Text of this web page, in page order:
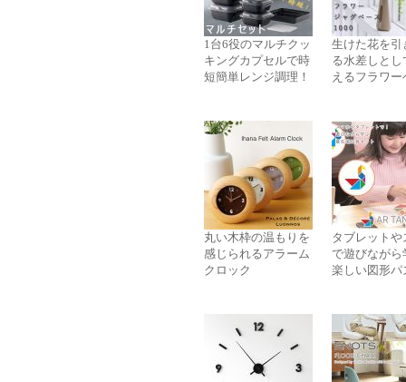
1台6役のマルチクッ
キングカプセルで時
短簡単レンジ調理！
生けた花を引
る水差しとし
えるフラワー
丸い木枠の温もりを
感じられるアラーム
クロック
タブレットや
で遊びながら
楽しい図形パ